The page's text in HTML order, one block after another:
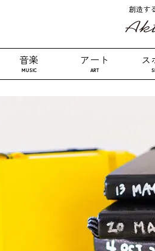
創造す
音楽
MUSIC
アート
ART
ス